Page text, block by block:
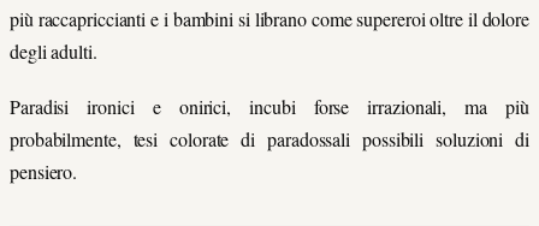
più raccapriccianti e i bambini si librano come supereroi oltre il dolore
degli adulti.
Paradisi ironici e onirici, incubi forse irrazionali, ma più
probabilmente, tesi colorate di paradossali possibili soluzioni di
pensiero.